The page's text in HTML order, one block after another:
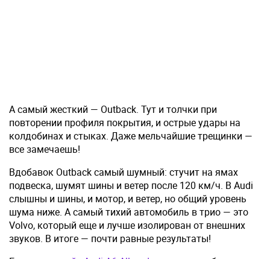
А самый жесткий — Outback. Тут и толчки при
повторении профиля покрытия, и острые удары на
колдобинах и стыках. Даже мельчайшие трещинки —
все замечаешь!
Вдобавок Outback самый шумный: стучит на ямах
подвеска, шумят шины и ветер после 120 км/ч. В Audi
слышны и шины, и мотор, и ветер, но общий уровень
шума ниже. А самый тихий автомобиль в трио — это
Volvo, который еще и лучше изолирован от внешних
звуков. В итоге — почти равные результаты!